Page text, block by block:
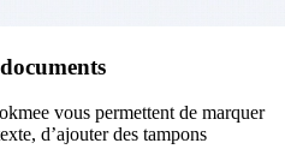
vous permettent de marquer
d’ajouter des tampons